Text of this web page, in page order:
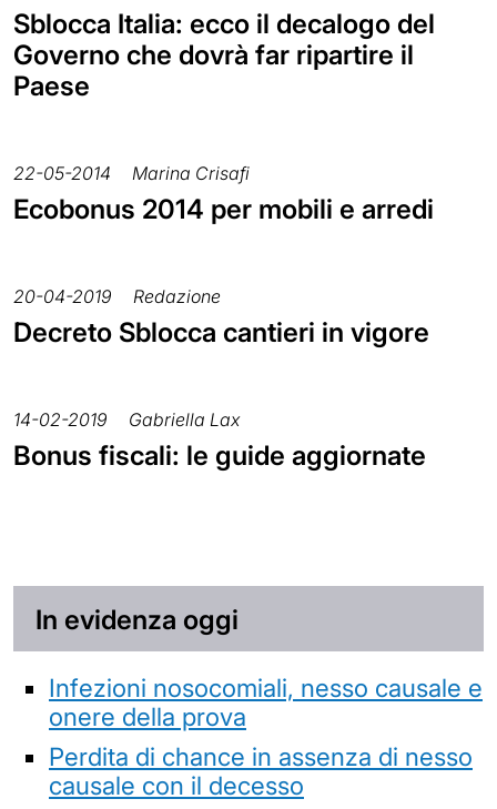
Sblocca Italia: ecco il decalogo del
Governo che dovrà far ripartire il
Paese
22-05-2014 Marina Crisafi
Ecobonus 2014 per mobili e arredi
20-04-2019 Redazione
Decreto Sblocca cantieri in vigore
14-02-2019 Gabriella Lax
Bonus fiscali: le guide aggiornate
In evidenza oggi
Infezioni nosocomiali, nesso causale e
onere della prova
Perdita di chance in assenza di nesso
causale con il decesso